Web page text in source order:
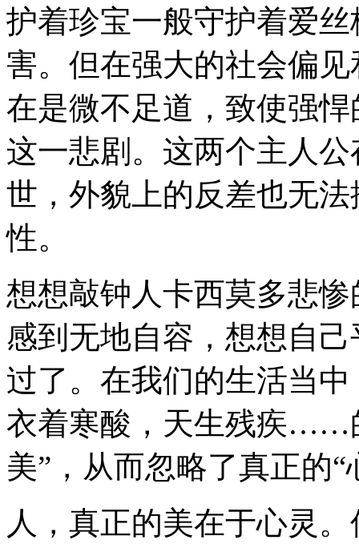
护着珍宝一般守护着爱
害。但在强大的社会偏
在是微不足道，致使强
这一悲剧。这两个主人
世，外貌上的反差也无
性。
想想敲钟人卡西莫多悲
感到无地自容，想想自
过了。在我们的生活当
衣着寒酸，天生残疾……
美”，从而忽略了真正的“
人，真正的美在于心灵